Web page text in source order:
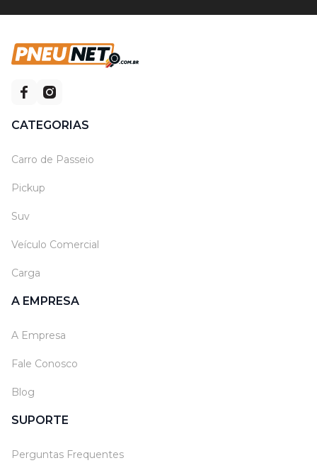
CATEGORIAS
Carro de Passeio
Pickup
Suv
Veículo Comercial
Carga
A EMPRESA
A Empresa
Fale Conosco
Blog
SUPORTE
Perguntas Frequentes